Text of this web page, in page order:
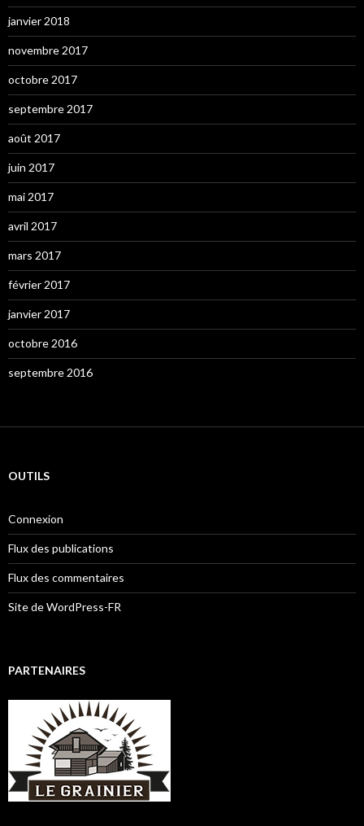
janvier 2018
novembre 2017
octobre 2017
septembre 2017
août 2017
juin 2017
mai 2017
avril 2017
mars 2017
février 2017
janvier 2017
octobre 2016
septembre 2016
OUTILS
Connexion
Flux des publications
Flux des commentaires
Site de WordPress-FR
PARTENAIRES